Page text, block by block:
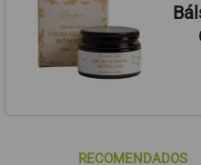
RECOMENDADOS